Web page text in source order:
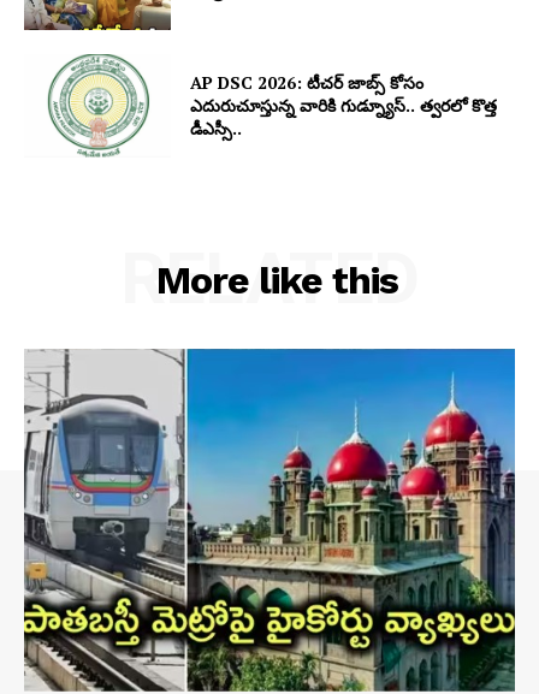
AP DSC 2026: టీచర్ జాబ్స్ కోసం
ఎదురుచూస్తున్న వారికి గుడ్న్యూస్.. త్వరలో కొత్త
డీఎస్సీ..
More like this
RELATED